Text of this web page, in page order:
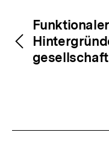
Inhaltsnavigation